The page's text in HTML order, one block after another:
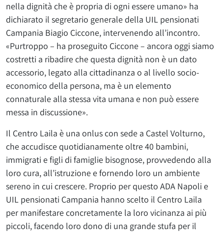
nella dignità che è propria di ogni essere umano» ha
dichiarato il segretario generale della UIL pensionati
Campania Biagio Ciccone, intervenendo all’incontro.
«Purtroppo – ha proseguito Ciccone – ancora oggi siamo
costretti a ribadire che questa dignità non è un dato
accessorio, legato alla cittadinanza o al livello socio-
economico della persona, ma è un elemento
connaturale alla stessa vita umana e non può essere
messa in discussione».
Il Centro Laila è una onlus con sede a Castel Volturno,
che accudisce quotidianamente oltre 40 bambini,
immigrati e figli di famiglie bisognose, provvedendo alla
loro cura, all’istruzione e fornendo loro un ambiente
sereno in cui crescere. Proprio per questo ADA Napoli e
UIL pensionati Campania hanno scelto il Centro Laila
per manifestare concretamente la loro vicinanza ai più
piccoli, facendo loro dono di una grande stufa per il